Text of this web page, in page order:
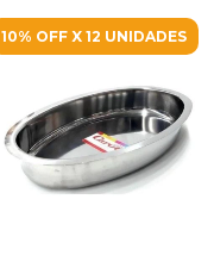
10% OFF X 12 UNIDADES